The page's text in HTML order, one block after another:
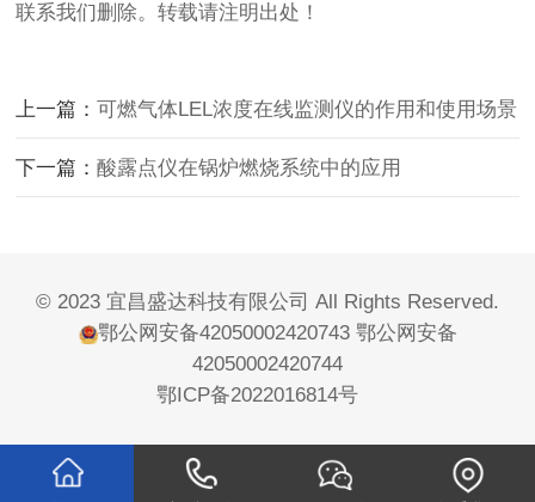
联系我们删除。转载请注明出处！
上一篇：可燃气体LEL浓度在线监测仪的作用和使用场景
下一篇：酸露点仪在锅炉燃烧系统中的应用
© 2023 宜昌盛达科技有限公司 All Rights Reserved.
鄂公网安备42050002420743 鄂公网安备
42050002420744
鄂ICP备2022016814号